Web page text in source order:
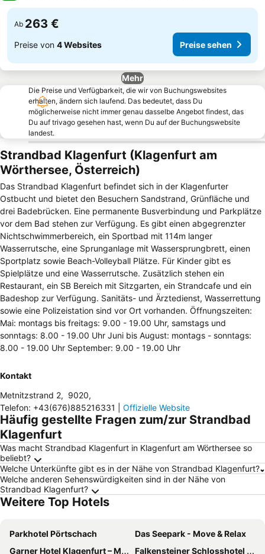
Ab 263 €
Preise von 4 Websites Preise sehen
Mehr
Die Preise und Verfügbarkeit, die wir von Buchungswebsites
erhalten, ändern sich laufend. Das bedeutet, dass Du
möglicherweise nicht immer genau dasselbe Angebot findest, das
Du auf trivago gesehen hast, wenn Du auf der Buchungswebsite
landest.
Strandbad Klagenfurt (Klagenfurt am
Wörthersee, Österreich)
Das Strandbad Klagenfurt befindet sich in der Klagenfurter
Ostbucht und bietet den Besuchern Sandstrand, Grünfläche und
drei Badebrücken. Eine permanente Busverbindung und Parkplätze
vor dem Bad stehen zur Verfügung. Es gibt einen abgegrenzter
Nichtschwimmerbereich, ein Sportbad mit 114m langer
Wasserrutsche, eine Sprunganlage mit Wassersprungbrett, einen
Sportplatz sowie Beach-Volleyball Plätze. Für Kinder gibt es
Spielplätze und eine Wasserrutsche. Zusätzlich stehen ein
Restaurant, ein SB Bereich mit Sitzgarten, ein Strandcafe und ein
Badeshop zur Verfügung. Sanitäts- und Ärztedienst, Wasserrettung
sowie eine Polizeistation sind vor Ort vorhanden. Öffnungszeiten:
Mai: montags bis freitags: 9.00 - 19.00 Uhr, samstags und
sonntags: 8.00 - 19.00 Uhr Juni bis August: montags - sonntags:
8.00 - 19.00 Uhr September: 9.00 - 19.00 Uhr
Kontakt
Metnitzstrand 2, 9020,
Telefon: +43(676)885216331 Offizielle Website
Häufig gestellte Fragen zum/zur Strandbad
Klagenfurt
Was macht Strandbad Klagenfurt in Klagenfurt am Wörthersee so
beliebt?
Welche Unterkünfte gibt es in der Nähe von Strandbad Klagenfurt?
Welche anderen Sehenswürdigkeiten sind in der Nähe von
Strandbad Klagenfurt?
Weitere Top Hotels
Parkhotel Pörtschach
Das Seepark - Move & Relax
Garner Hotel Klagenfurt – Moser Verdino By Ihg
Falkensteiner Schlosshotel Velden – The Leading Hotels of the World